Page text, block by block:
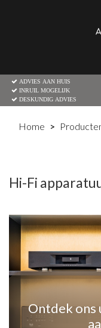
ADVIES AAN HUIS
INRUIL MOGELIJK
DESKUNDIG ADVIES
Home
Hi-Fi
Ontdek ons